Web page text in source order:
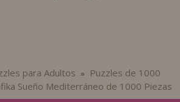
para Adultos »
Puzzles de 1000
Sueño Mediterráneo de 1000 Piezas